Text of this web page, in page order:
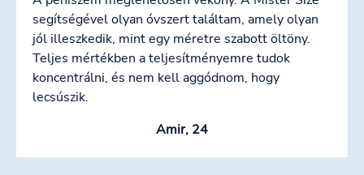
segítségével olyan óvszert találtam, amely olyan
jól illeszkedik, mint egy méretre szabott öltöny.
Teljes mértékben a teljesítményemre tudok
koncentrálni, és nem kell aggódnom, hogy
lecsúszik.
Amir, 24